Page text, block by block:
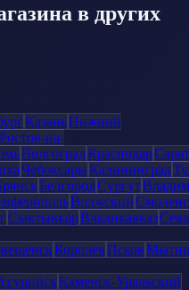
в других
КазаньНижний
Ростов-на-
ВолгоградКраснодар
ЧебоксарыКалининград
БелгородСургут
Волжский
СыктывкарВладикавказ
КоролёвПсков
Каменск-Уральский